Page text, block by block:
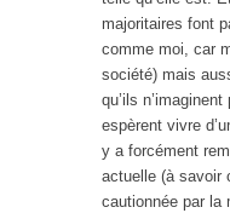
majoritaires font
comme moi, car
société) mais
qu’ils
espèrent vivre
y a forcément
actuelle (à savoir
cautionnée par la